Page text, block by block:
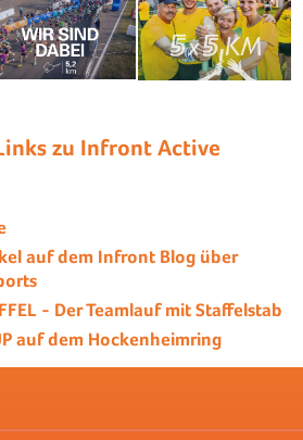
zu Infront Active
auf dem Infront Blog über
- Der Teamlauf mit Staffelstab
auf dem Hockenheimring